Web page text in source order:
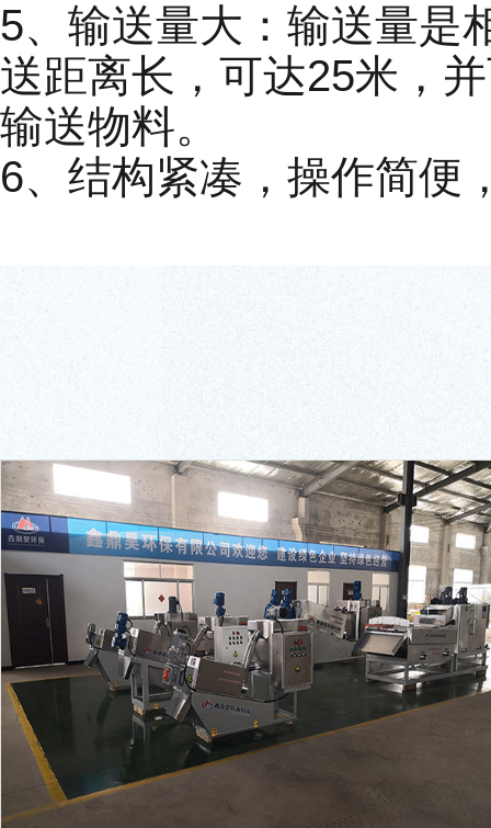
5、输送量大：输送量是
送距离长，可达25米，
输送物料。
6、结构紧凑，操作简便